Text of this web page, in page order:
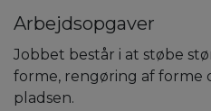
Arbejdsopgaver
Jobbet består i at støbe
forme, rengøring af forme
pladsen.